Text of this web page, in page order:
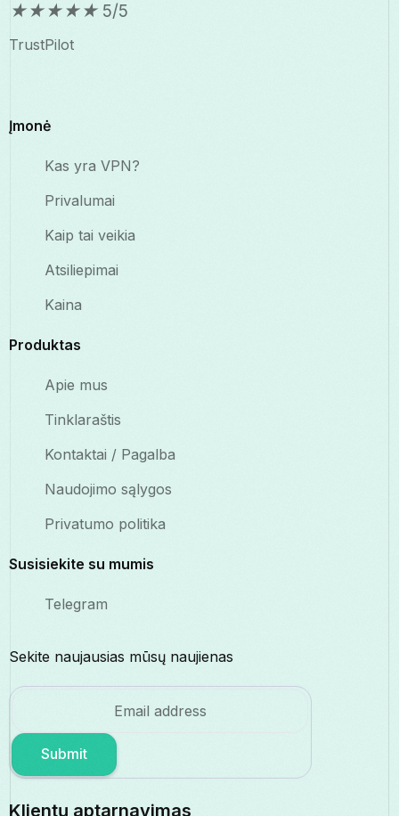
★★★★★ 5/5
TrustPilot
Įmonė
Kas yra VPN?
Privalumai
Kaip tai veikia
Atsiliepimai
Kaina
Produktas
Apie mus
Tinklaraštis
Kontaktai / Pagalba
Naudojimo sąlygos
Privatumo politika
Susisiekite su mumis
Telegram
Sekite naujausias mūsų naujienas
Submit
Klientų aptarnavimas